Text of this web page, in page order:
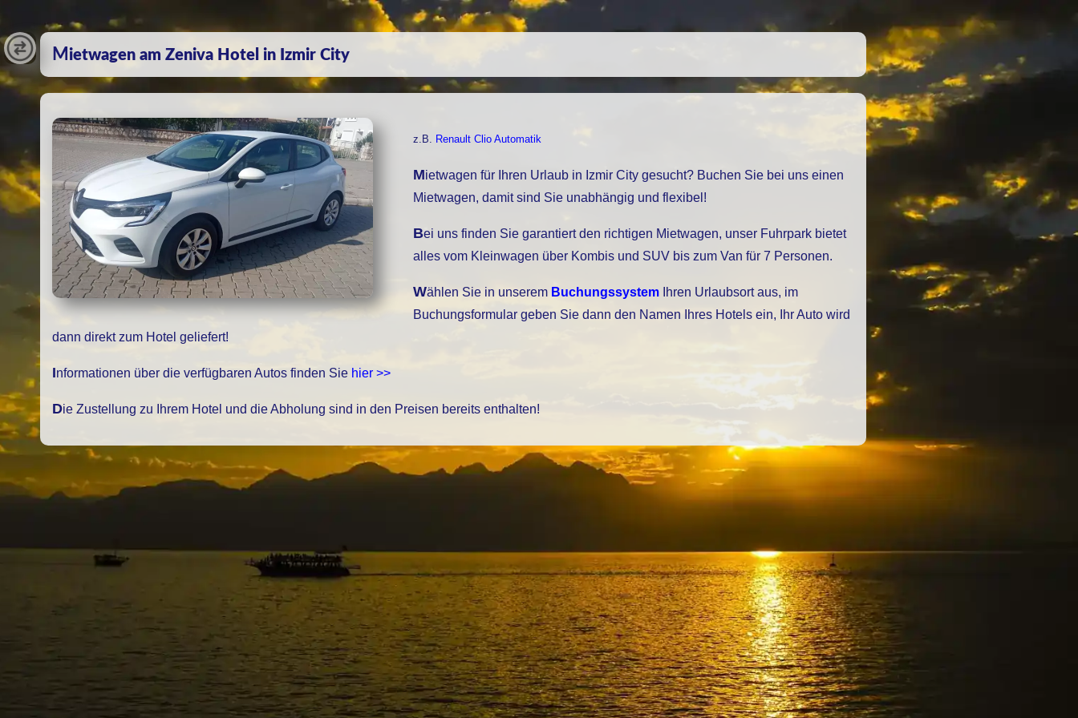
Mietwagen am Zeniva Hotel in Izmir City
z.B. Renault Clio Automatik
Mietwagen für Ihren Urlaub in Izmir City gesucht? Buchen Sie bei uns einen
Mietwagen, damit sind Sie unabhängig und flexibel!
Bei uns finden Sie garantiert den richtigen Mietwagen, unser Fuhrpark bietet
alles vom Kleinwagen über Kombis und SUV bis zum Van für 7 Personen.
Wählen Sie in unserem Buchungssystem Ihren Urlaubsort aus, im
Buchungsformular geben Sie dann den Namen Ihres Hotels ein, Ihr Auto wird
dann direkt zum Hotel geliefert!
Informationen über die verfügbaren Autos finden Sie hier >>
Die Zustellung zu Ihrem Hotel und die Abholung sind in den Preisen bereits enthalten!